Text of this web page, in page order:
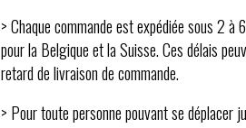
> Chaque commande est expédiée sous 2
pour la Belgique et la Suisse. Ces délais
retard de livraison de commande.
> Pour toute personne pouvant se déplacer